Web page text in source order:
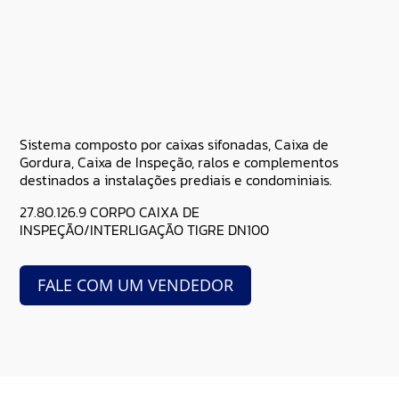
Sistema composto por caixas sifonadas, Caixa de
Gordura, Caixa de Inspeção, ralos e complementos
destinados a instalações prediais e condominiais.
27.80.126.9 CORPO CAIXA DE
INSPEÇÃO/INTERLIGAÇÃO TIGRE DN100
FALE COM UM VENDEDOR